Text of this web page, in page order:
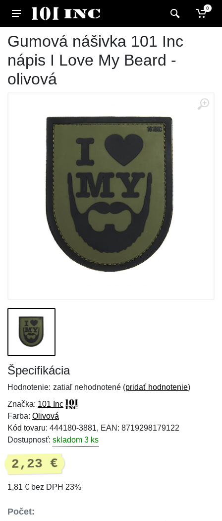
0
Gumová nášivka 101 Inc
nápis I Love My Beard -
olivová
Špecifikácia
Hodnotenie: zatiaľ nehodnotené (pridať hodnotenie)
Značka: 101 Inc
Farba: Olivová
Kód tovaru: 444180-3881, EAN: 8719298179122
Dostupnosť: skladom 3 ks
2,23 €
1,81 € bez DPH 23%
Počet: